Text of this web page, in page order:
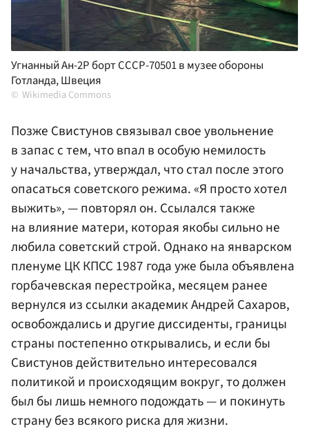
Угнанный Ан-2Р борт СССР-70501 в музее обороны
Готланда, Швеция
Wikimedia Commons
Позже Свистунов связывал свое увольнение
в запас с тем, что впал в особую немилость
у начальства, утверждал, что стал после этого
опасаться советского режима. «Я просто хотел
выжить», — повторял он. Ссылался также
на влияние матери, которая якобы сильно не
любила советский строй. Однако на январском
пленуме ЦК КПСС1987 года уже была объявлена
горбачевская перестройка, месяцем ранее
вернулся из ссылки академикАндрей Сахаров,
освобождались и другие диссиденты, границы
страны постепенно открывались, и если бы
Свистунов действительно интересовался
политикой и происходящим вокруг, то должен
был бы лишь немного подождать — и покинуть
страну без всякого риска для жизни.